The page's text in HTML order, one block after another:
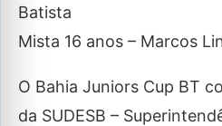
Batista
Mista 16 anos – Marcos
O Bahia Juniors Cup BT
da SUDESB –